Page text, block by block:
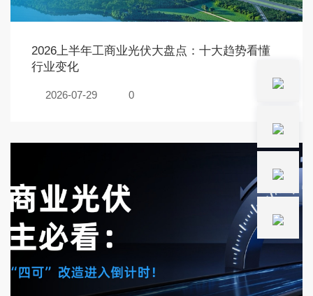
2026上半年工商业光伏大盘点：十大趋势看懂
行业变化
2026-07-29 0